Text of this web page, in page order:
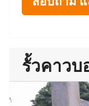
รั้วคาว